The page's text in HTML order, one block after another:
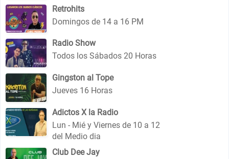
Retrohits
Domingos de 14 a 16 PM
Radio Show
Todos los Sábados 20 Horas
Gingston al Tope
Jueves 16 Horas
Adictos X la Radio
Lun - Mié y Viernes de 10 a 12
del Medio dia
Club Dee Jay